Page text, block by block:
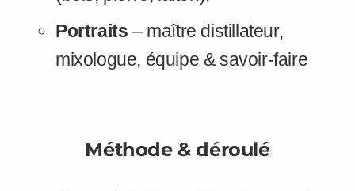
Portraits – maître distillateur,
mixologue, équipe & savoir-faire
Méthode & déroulé